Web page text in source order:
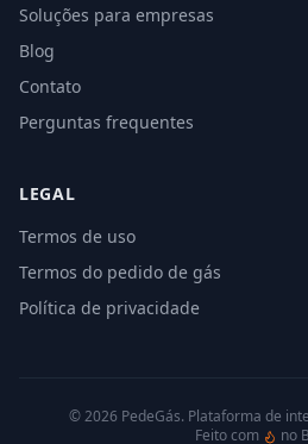
Soluções para empresas
Blog
Contato
Perguntas frequentes
LEGAL
Termos de uso
Termos do pedido de gás
Política de privacidade
©2026 PedeGás. Plataforma de
Feito com
no